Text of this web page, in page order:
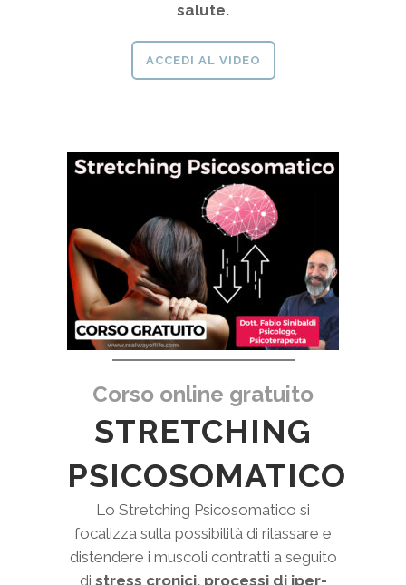
salute.
ACCEDI AL VIDEO
Corso online gratuito
STRETCHING
PSICOSOMATICO
Lo Stretching Psicosomatico si
focalizza sulla possibilità di rilassare e
distendere i muscoli contratti a seguito
di stress cronici, processi di iper-